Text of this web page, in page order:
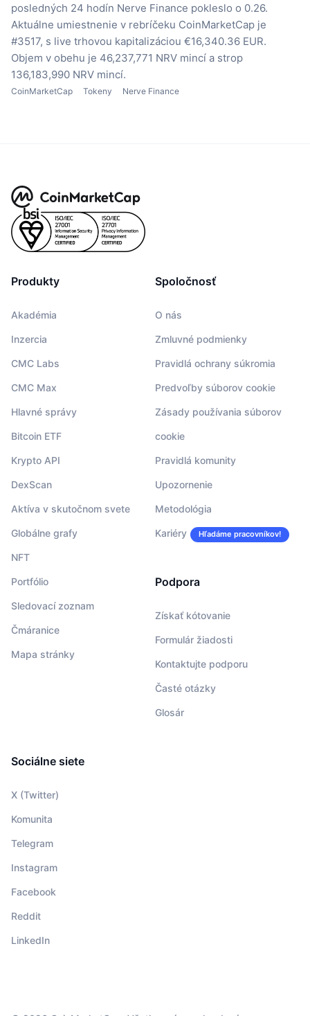
posledných 24 hodín Nerve Finance pokleslo o 0.26.
Aktuálne umiestnenie v rebríčeku CoinMarketCap je
#3517, s live trhovou kapitalizáciou €16,340.36 EUR.
Objem v obehu je 46,237,771 NRV mincí a strop
136,183,990 NRV mincí.
CoinMarketCap Tokeny Nerve Finance
Produkty
Akadémia
Inzercia
CMC Labs
CMC Max
Hlavné správy
Bitcoin ETF
Krypto API
DexScan
Aktíva v skutočnom svete
Globálne grafy
NFT
Portfólio
Sledovací zoznam
Čmáranice
Mapa stránky
Spoločnosť
O nás
Zmluvné podmienky
Pravidlá ochrany súkromia
Predvoľby súborov cookie
Zásady používania súborov
cookie
Pravidlá komunity
Upozornenie
Metodológia
Kariéry Hľadáme pracovníkov!
Podpora
Získať kótovanie
Formulár žiadosti
Kontaktujte podporu
Časté otázky
Glosár
Sociálne siete
X (Twitter)
Komunita
Telegram
Instagram
Facebook
Reddit
LinkedIn